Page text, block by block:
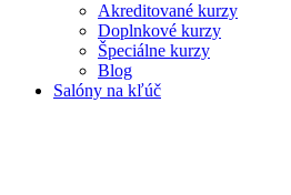
Akreditované kurzy
Doplnkové kurzy
Špeciálne kurzy
Blog
Salóny na kľúč